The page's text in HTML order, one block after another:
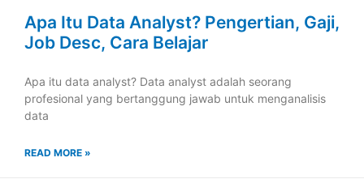
Apa Itu Data Analyst? Pengertian, Gaji,
Job Desc, Cara Belajar
Apa itu data analyst? Data analyst adalah seorang
profesional yang bertanggung jawab untuk menganalisis
data
READ MORE »